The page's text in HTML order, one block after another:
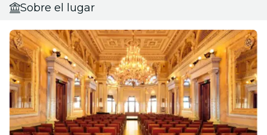
Sobre el lugar